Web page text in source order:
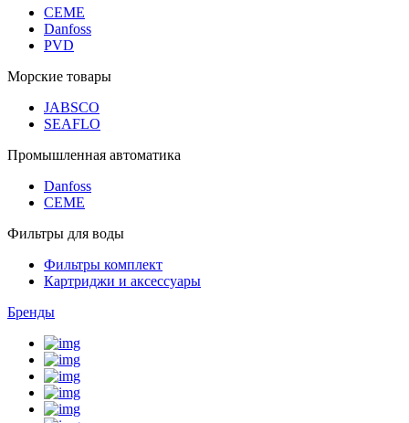
CEME
Danfoss
PVD
Морские товары
JABSCO
SEAFLO
Промышленная автоматика
Danfoss
CEME
Фильтры для воды
Фильтры комплект
Картриджи и аксессуары
Бренды